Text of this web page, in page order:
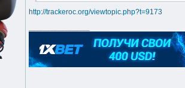
http://trackeroc.org/viewtopic.php?t=9173